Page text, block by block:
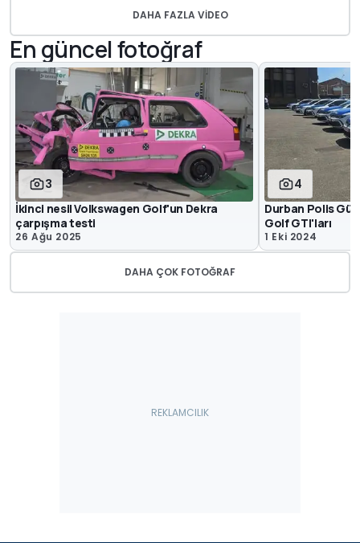
DAHA FAZLA VIDEO
En güncel fotoğraf
3
İkinci nesil Volkswagen Golf'un Dekra
çarpışma testi
26 Ağu 2025
4
Durban Polis
Golf GTI'ları
1 Eki 2024
DAHA ÇOK FOTOĞRAF